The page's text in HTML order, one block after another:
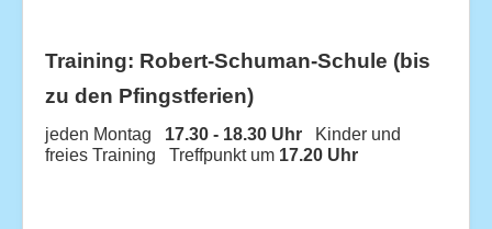
Training: Robert-Schuman-Schule (bis
zu den Pfingstferien)
jeden Montag 17.30 - 18.30 Uhr
Kinder und
freies Training Treffpunkt um 17.20 Uhr